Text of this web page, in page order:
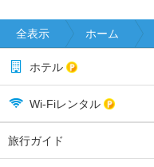
全表示 ホーム
ホテル
Wi-Fiレンタル
旅行ガイド